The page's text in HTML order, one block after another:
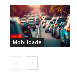
Mobilidade